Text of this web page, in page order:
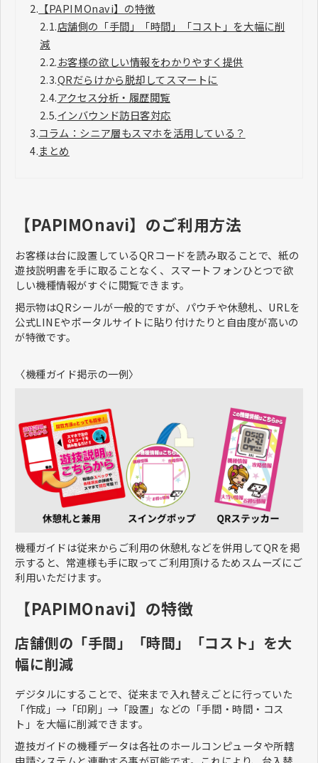
2. 【PAPIMOnavi】の特徴
2.1.店舗側の「手間」「時間」「コスト」を大幅に削
減
2.2.お客様の欲しい情報をわかりやすく提供
2.3.QRだらけから脱却してスマートに
2.4.アクセス分析・履歴閲覧
2.5.インバウンド訪日客対応
3.コラム：シニア層もスマホを活用している？
4.まとめ
【PAPIMOnavi】のご利用方法
お客様は台に設置しているQRコードを読み取ることで、紙の
遊技説明書を手に取ることなく、スマートフォンひとつで欲
しい機種情報がすぐに閲覧できます。
掲示物はQRシールが一般的ですが、パウチや休憩札、URLを
公式LINEやポータルサイトに貼り付けたりと自由度が高いの
が特徴です。
〈機種ガイド掲示の一例〉
機種ガイドは従来からご利用の休憩札などを併用してQRを掲
示すると、常連様も手に取ってご利用頂けるためスムーズにご
利用いただけます。
【PAPIMOnavi】の特徴
店舗側の「手間」「時間」「コスト」を大
幅に削減
デジタルにすることで、従来まで入れ替えごとに行っていた
「作成」→「印刷」→「設置」などの「手間・時間・コス
ト」を大幅に削減できます。
遊技ガイドの機種データは各社のホールコンピュータや所轄